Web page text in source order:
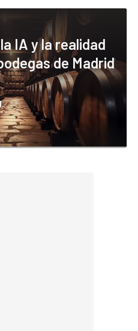
IA y la realidad
de Madrid